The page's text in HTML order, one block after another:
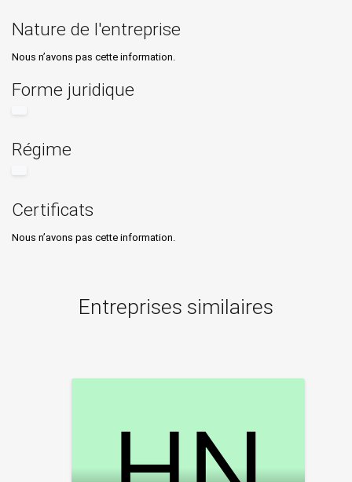
Nature de l'entreprise
Nous n’avons pas cette information.
Forme juridique
Régime
Certificats
Nous n’avons pas cette information.
Entreprises similaires